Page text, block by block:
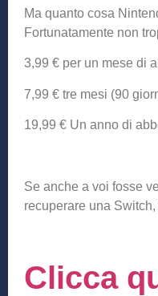
Ma quanto cosa
Fortunatamente non
3,99 € per un mese di
7,99 € tre mesi (90
19,99 € Un anno di
Se anche a voi fosse
recuperare una
Clicca